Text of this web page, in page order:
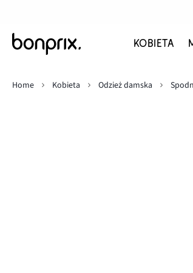
KOBIETA
Home
Kobieta Odzież damska